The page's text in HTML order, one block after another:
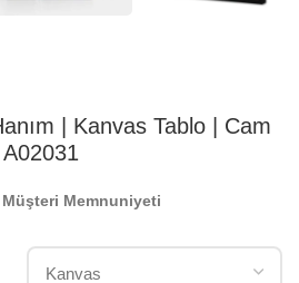
| Kanvas Tablo | Cam
Memnuniyeti